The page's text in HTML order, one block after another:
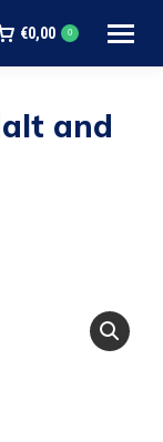
€0,00 0
and